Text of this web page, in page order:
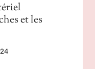
et les